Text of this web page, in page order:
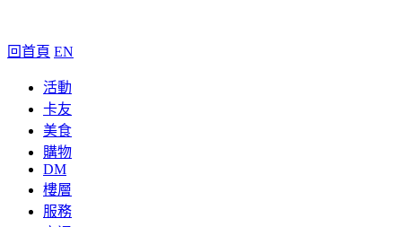
回首頁 EN
活動
卡友
美食
購物
DM
樓層
服務